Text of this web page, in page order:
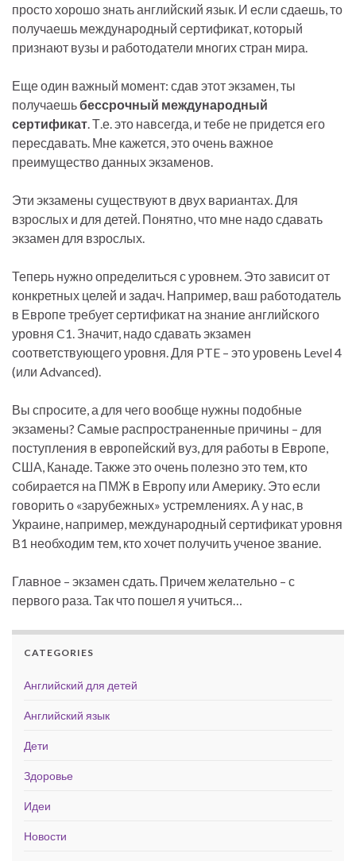
просто хорошо знать английский язык. И если сдаешь, то
получаешь международный сертификат, который
признают вузы и работодатели многих стран мира.
Еще один важный момент: сдав этот экзамен, ты
получаешьбессрочный международный
сертификат. Т.е. это навсегда, и тебе не придется его
пересдавать. Мне кажется, это очень важное
преимущество данных экзаменов.
Эти экзамены существуют в двух вариантах. Для
взрослых и для детей. Понятно, что мне надо сдавать
экзамен для взрослых.
Теперь нужно определиться с уровнем. Это зависит от
конкретных целей и задач. Например, ваш работодатель
в Европе требует сертификат на знание английского
уровня C1. Значит, надо сдавать экзамен
соответствующего уровня. Для PTE – это уровень Level 4
(или Advanced).
Вы спросите, а для чего вообще нужны подобные
экзамены? Самые распространенные причины – для
поступления в европейский вуз, для работы в Европе,
США, Канаде. Также это очень полезно это тем, кто
собирается на ПМЖ в Европу или Америку. Это если
говорить о «зарубежных» устремлениях. А у нас, в
Украине, например, международный сертификат уровня
B1 необходим тем, кто хочет получить ученое звание.
Главное – экзамен сдать. Причем желательно – с
первого раза. Так что пошел я учиться…
CATEGORIES
Английский для детей
Английский язык
Дети
Здоровье
Идеи
Новости